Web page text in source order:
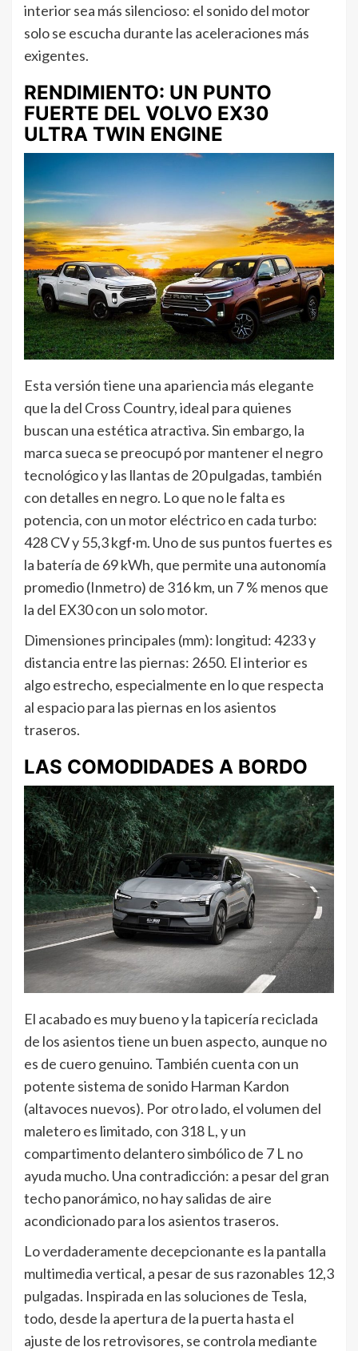
interior sea más silencioso: el sonido del motor
solo se escucha durante las aceleraciones más
exigentes.
RENDIMIENTO: UN PUNTO
FUERTE DEL VOLVO EX30
ULTRA TWIN ENGINE
Esta versión tiene una apariencia más elegante
que la del Cross Country, ideal para quienes
buscan una estética atractiva. Sin embargo, la
marca sueca se preocupó por mantener el negro
tecnológico y las llantas de 20 pulgadas, también
con detalles en negro. Lo que no le falta es
potencia, con un motor eléctrico en cada turbo:
428 CV y 55,3 kgf·m. Uno de sus puntos fuertes es
la batería de 69 kWh, que permite una autonomía
promedio (Inmetro) de 316 km, un 7 % menos que
la del EX30 con un solo motor.
Dimensiones principales (mm): longitud: 4233 y
distancia entre las piernas: 2650. El interior es
algo estrecho, especialmente en lo que respecta
al espacio para las piernas en los asientos
traseros.
LAS COMODIDADES A BORDO
El acabado es muy bueno y la tapicería reciclada
de los asientos tiene un buen aspecto, aunque no
es de cuero genuino. También cuenta con un
potente sistema de sonido Harman Kardon
(altavoces nuevos). Por otro lado, el volumen del
maletero es limitado, con 318 L, y un
compartimento delantero simbólico de 7 L no
ayuda mucho. Una contradicción: a pesar del gran
techo panorámico, no hay salidas de aire
acondicionado para los asientos traseros.
Lo verdaderamente decepcionante es la pantalla
multimedia vertical, a pesar de sus razonables 12,3
pulgadas. Inspirada en las soluciones de Tesla,
todo, desde la apertura de la puerta hasta el
ajuste de los retrovisores, se controla mediante